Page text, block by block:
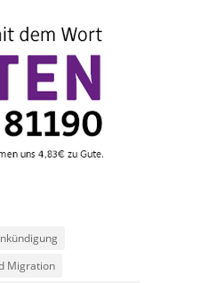
Migration